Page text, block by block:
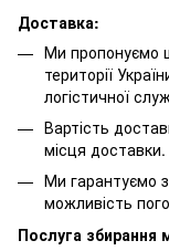
Доставка:
Ми пропонуємо
території
логістичної
Вартість
місця доставки.
Ми гарантуємо
можливість
Послуга збирання